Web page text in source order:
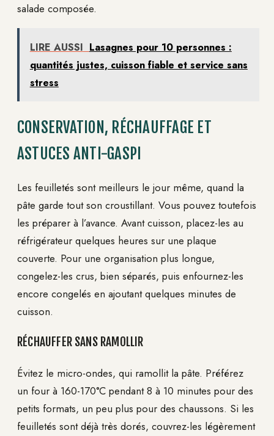
salade composée.
LIRE AUSSI Lasagnes pour 10 personnes :
quantités justes, cuisson fiable et service sans
stress
CONSERVATION, RÉCHAUFFAGE ET
ASTUCES ANTI-GASPI
Les feuilletés sont meilleurs le jour même, quand la
pâte garde tout son croustillant. Vous pouvez toutefois
les préparer à l’avance. Avant cuisson, placez-les au
réfrigérateur quelques heures sur une plaque
couverte. Pour une organisation plus longue,
congelez-les crus, bien séparés, puis enfournez-les
encore congelés en ajoutant quelques minutes de
cuisson.
RÉCHAUFFER SANS RAMOLLIR
Évitez le micro-ondes, qui ramollit la pâte. Préférez
un four à 160-170°C pendant 8 à 10 minutes pour des
petits formats, un peu plus pour des chaussons. Si les
feuilletés sont déjà très dorés, couvrez-les légèrement